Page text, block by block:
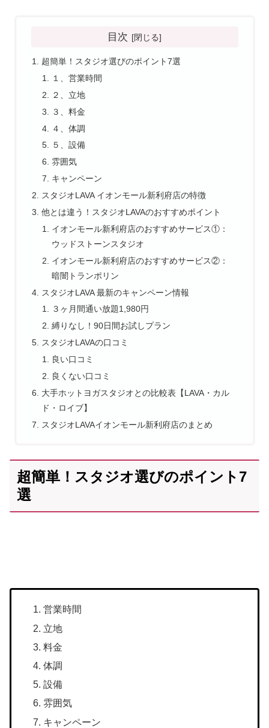
目次
超簡単！スタジオ選びのポイント7選
１、営業時間
２、立地
３、料金
４、体調
５、設備
雰囲気
キャンペーン
スタジオLAVA イオンモール新利府店の特徴
他とは違う！スタジオLAVAのおすすめポイント
イオンモール新利府店のおすすめサービス①：
ウッドストーンスタジオ
イオンモール新利府店のおすすめサービス②：
暗闇トランポリン
スタジオLAVA 最新のキャンペーン情報
３ヶ月間通い放題1,980円
縛りなし！90日間お試しプラン
スタジオLAVAの口コミ
良い口コミ
良くない口コミ
大手ホットヨガスタジオとの比較表【LAVA・カル
ド・ロイブ】
スタジオLAVAイオンモール新利府店のまとめ
超簡単！スタジオ選びのポイント7
選
営業時間
立地
料金
体調
設備
雰囲気
キャンペーン